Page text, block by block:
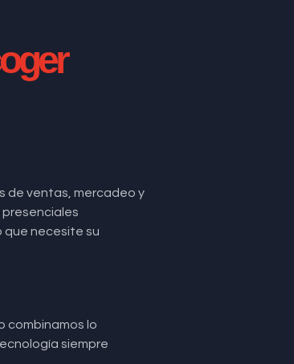
de ventas, mercadeo y
que necesite su
combinamos lo
siempre